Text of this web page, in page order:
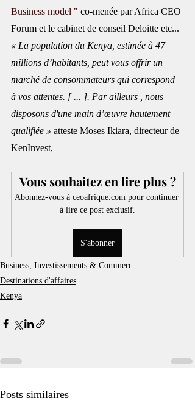
Business model " co-menée par Africa CEO
Forum et le cabinet de conseil Deloitte etc...
« La population du Kenya, estimée à 47
millions d’habitants, peut vous offrir un
marché de consommateurs qui correspond
à vos attentes. [ ... ]. Par ailleurs , nous
disposons d'une main d’œuvre hautement
qualifiée » atteste Moses Ikiara, directeur de
KenInvest,
Vous souhaitez en lire plus ?
Abonnez-vous à ceoafrique.com pour continuer
à lire ce post exclusif.
S'abonner
Business, Investissements & Commerc
Destinations d'affaires
Kenya
Posts similaires